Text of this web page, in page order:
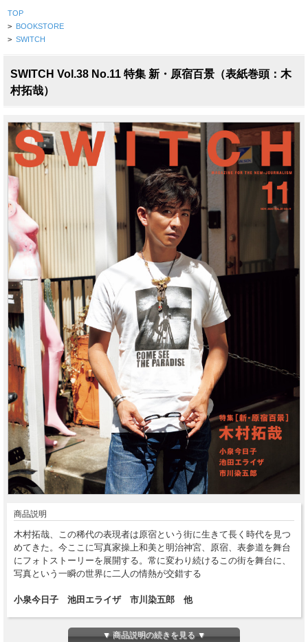
TOP
> BOOKSTORE
> SWITCH
SWITCH Vol.38 No.11 特集 新・原宿百景（表紙巻頭：木
村拓哉）
商品説明
木村拓哉、この稀代の表現者は原宿という街に生きて長く時代を見つ
めてきた。今ここに写真家操上和美と明治神宮、原宿、表参道を舞台
にフォトストーリーを展開する。常に変わり続けるこの街を舞台に、
写真という一瞬の世界に二人の情熱が交錯する
小泉今日子 池田エライザ 市川染五郎 他
2020年10月20日発行 ▼ 商品説明の続きを見る ▼